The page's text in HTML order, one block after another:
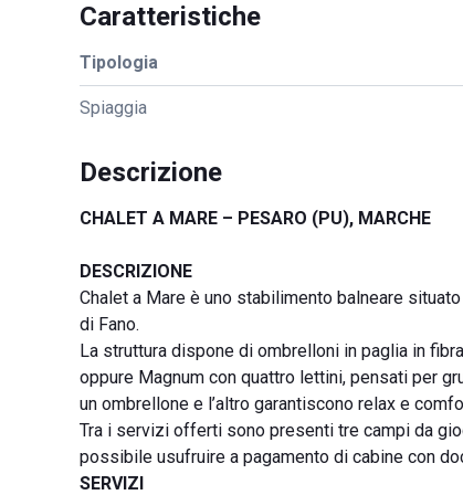
Caratteristiche
Tipologia
Spiaggia
Descrizione
CHALET A MARE – PESARO (PU), MARCHE
DESCRIZIONE
Chalet a Mare è uno stabilimento balneare
di Fano.
La struttura dispone di ombrelloni in paglia in
oppure Magnum con quattro lettini, pensati per
un ombrellone e l’altro garantiscono relax e
Tra i servizi offerti sono presenti tre campi da
possibile usufruire a pagamento di cabine con
SERVIZI